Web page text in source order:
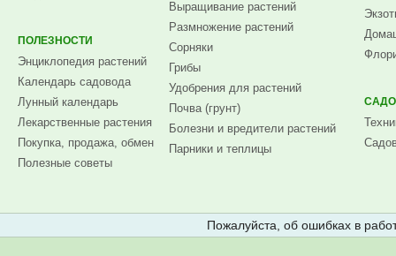
ПОЛЕЗНОСТИ
Энциклопедия растений
Календарь садовода
Лунный календарь
Лекарственные растения
Покупка, продажа, обмен
Полезные советы
Выращивание растений
Размножение растений
Сорняки
Грибы
Удобрения для растений
Почва (грунт)
Болезни и вредители растений
Парники и теплицы
Пожалуйста, об ошибках в